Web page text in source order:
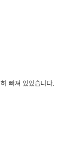
빠져 있었습니다.